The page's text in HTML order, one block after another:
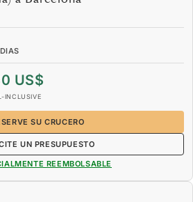
US$
INCLUSIVE
SU CRUCERO
UN PRESUPUESTO
REEMBOLSABLE